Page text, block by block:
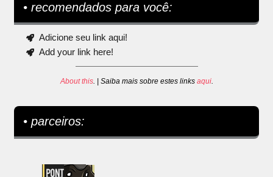
• recomendados para você:
Adicione seu link aqui!
Add your link here!
About this. | Saiba mais sobre estes links aqui.
• parceiros: